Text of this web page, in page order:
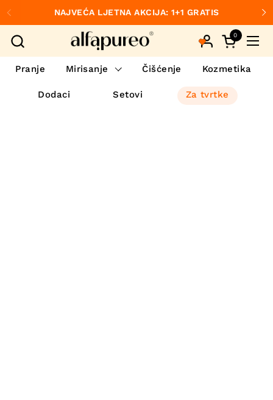
Preskoči na sadržaj
Prethodno
NAJVEĆA LJETNA AKCIJA: 1+1 GRATIS
Otvori
0
Pranje Mirisanje Čišćenje Kozmetika
Dodaci Setovi Za tvrtke